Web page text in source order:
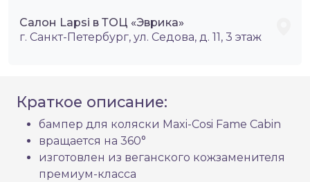
Салон Lapsi в ТОЦ «Эврика»
г. Санкт-Петербург, ул. Седова, д. 11, 3 этаж
Краткое описание:
бампер для коляски Maxi-Cosi Fame Cabin
вращается на 360°
изготовлен из веганского кожзаменителя
премиум-класса